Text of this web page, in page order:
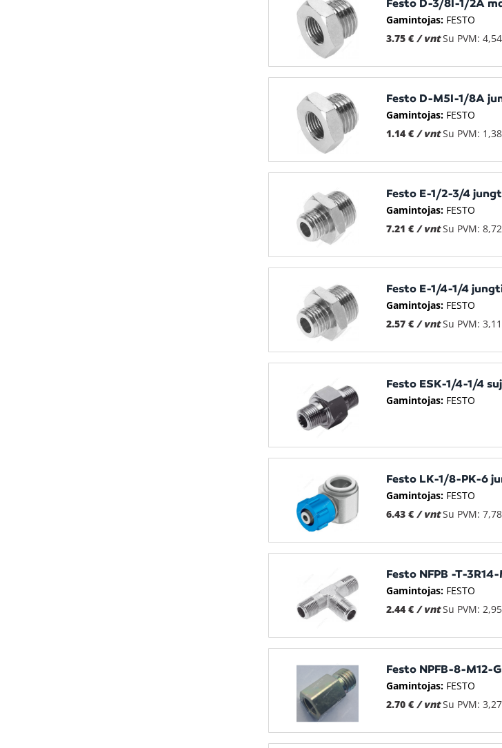
Festo D-3/8I-1/2A
Gamintojas: FESTO
3.75 € / vnt Su PVM:
Festo D-M5I-1/8A
Gamintojas: FESTO
1.14 € / vnt Su PVM:
Festo E-1/2-3/4
Gamintojas: FESTO
7.21 € / vnt Su PVM:
Festo E-1/4-1/4
Gamintojas: FESTO
2.57 € / vnt Su PVM:
Festo ESK-1/4-1/4
Gamintojas: FESTO
Festo LK-1/8-PK-6
Gamintojas: FESTO
6.43 € / vnt Su PVM:
Festo NFPB -T-
Gamintojas: FESTO
2.44 € / vnt Su PVM:
Festo NPFB-8-M12-
Gamintojas: FESTO
2.70 € / vnt Su PVM: